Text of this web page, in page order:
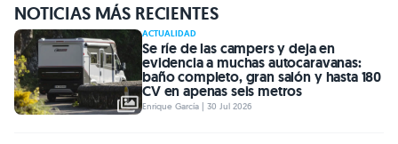
NOTICIAS MÁS RECIENTES
ACTUALIDAD
Se ríe de las campers y deja en
evidencia a muchas autocaravanas:
baño completo, gran salón y hasta 180
CV en apenas seis metros
Enrique García | 30 Jul 2026